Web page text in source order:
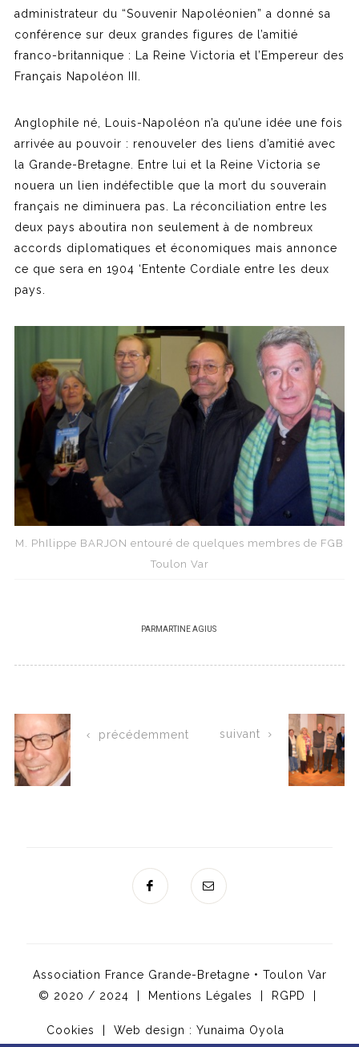
administrateur du “Souvenir Napoléonien” a donné sa
conférence sur deux grandes figures de l’amitié
franco-britannique : La Reine Victoria et l’Empereur des
Français Napoléon III.
Anglophile né, Louis-Napoléon n’a qu’une idée une fois
arrivée au pouvoir : renouveler des liens d’amitié avec
la Grande-Bretagne. Entre lui et la Reine Victoria se
nouera un lien indéfectible que la mort du souverain
français ne diminuera pas. La réconciliation entre les
deux pays aboutira non seulement à de nombreux
accords diplomatiques et économiques mais annonce
ce que sera en 1904 ‘Entente Cordiale entre les deux
pays.
M. PhIlippe BARJON entouré de quelques membres de FGB
Toulon Var
PARMARTINE AGIUS
précédemment suivant
Association France Grande-Bretagne • Toulon Var
© 2020 / 2024 | Mentions Légales | RGPD |
Cookies | Web design : Yunaima Oyola